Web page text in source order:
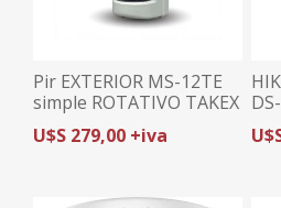
Pir EXTERIOR MS-12TE
simple ROTATIVO TAKEX
U$S 279,00 +iva